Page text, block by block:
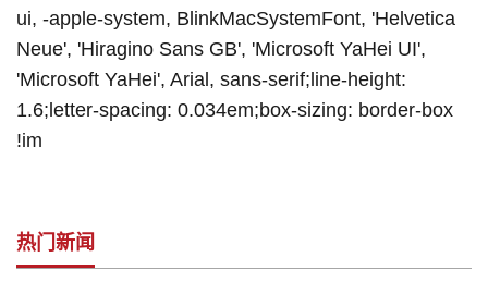
ui, -apple-system, BlinkMacSystemFont, 'Helvetica
Neue', 'Hiragino Sans GB', 'Microsoft YaHei UI',
'Microsoft YaHei', Arial, sans-serif;line-height:
1.6;letter-spacing: 0.034em;box-sizing: border-box
!im
热门新闻